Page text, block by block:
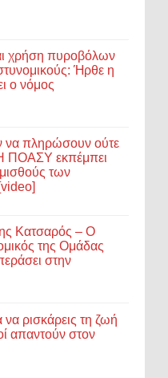
χρήση πυροβόλων
Ήρθε η
ο νόμος
να πληρώσουν ούτε
Η ΠΟΑΣΥ εκπέμπει
των
Κατσαρός – Ο
της Ομάδας
στην
ρισκάρεις τη ζωή
απαντούν στον